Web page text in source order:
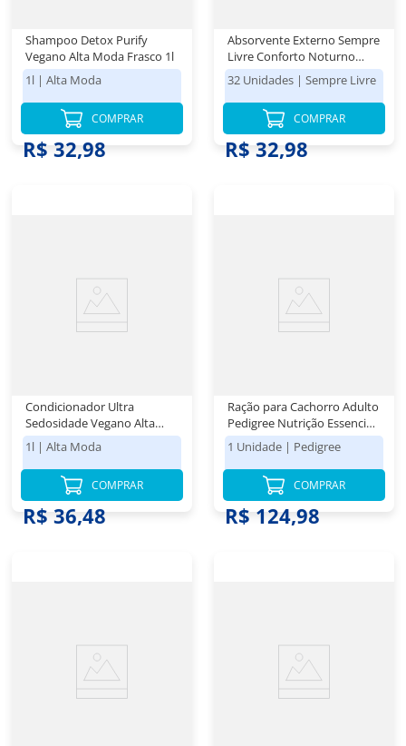
Shampoo Detox Purify
Vegano Alta Moda Frasco 1l
1l | Alta Moda
R$ 32,98
COMPRAR
Absorvente Externo Sempre
Livre Conforto Noturno
Suave 32un Leve Mais
Pague Menos
32 Unidades | Sempre Livre
R$ 32,98
COMPRAR
Condicionador Ultra
Sedosidade Vegano Alta
Moda BB Cream Frasco 1l
1l | Alta Moda
R$ 36,48
COMPRAR
Ração para Cachorro Adulto
Pedigree Nutrição Essencial
Sabor Carne Leve 10,1Kg e
Pague 9Kg
1 Unidade | Pedigree
R$ 124,98
COMPRAR